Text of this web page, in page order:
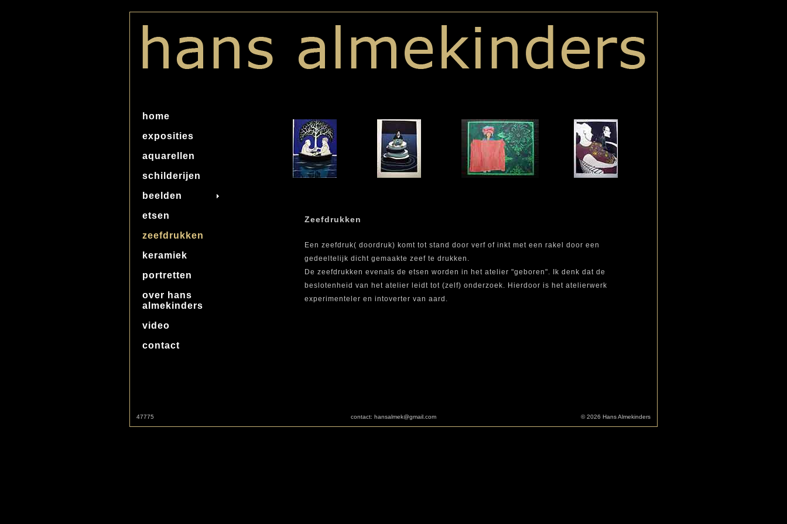
home
exposities
aquarellen
schilderijen
beelden
etsen
zeefdrukken
keramiek
portretten
over hans
almekinders
video
contact
Zeefdrukken
Een zeefdruk( doordruk) komt tot stand door verf of inkt met een rakel door een
gedeeltelijk dicht gemaakte zeef te drukken.
De zeefdrukken evenals de etsen worden in het atelier "geboren". Ik denk dat de
beslotenheid van het atelier leidt tot (zelf) onderzoek. Hierdoor is het atelierwerk
experimenteler en intoverter van aard.
47775 contact: hansalmek@gmail.com © 2026 Hans Almekinders